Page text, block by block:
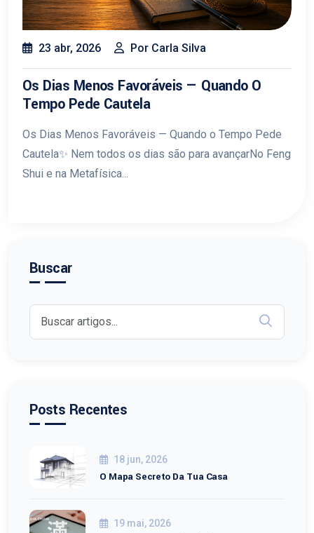
23 abr, 2026 Por Carla Silva
Os Dias Menos Favoráveis — Quando O
Tempo Pede Cautela
Os Dias Menos Favoráveis — Quando o Tempo Pede
Cautela✨ Nem todos os dias são para avançarNo Feng
Shui e na Metafísica...
Buscar
Posts Recentes
18 jun, 2026
O Mapa Secreto Da Tua Casa
19 mai, 2026